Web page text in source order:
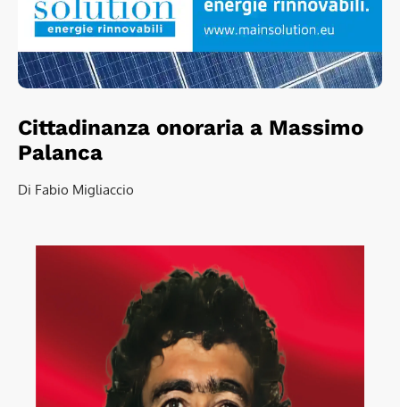
Cittadinanza onoraria a Massimo
Palanca
Di Fabio Migliaccio